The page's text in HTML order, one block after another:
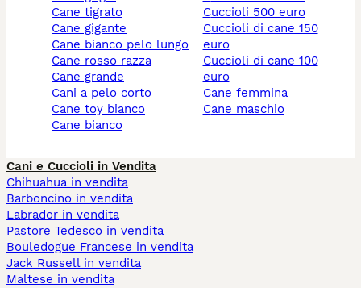
cane tigrato
cane gigante
cane bianco pelo lungo
cane rosso razza
cane grande
cani a pelo corto
cane toy bianco
cane bianco
cuccioli 500 euro
cuccioli di cane 150
euro
cuccioli di cane 100
euro
cane femmina
cane maschio
Cani e Cuccioli in Vendita
Chihuahua in vendita
Barboncino in vendita
Labrador in vendita
Pastore Tedesco in vendita
Bouledogue Francese in vendita
Jack Russell in vendita
Maltese in vendita